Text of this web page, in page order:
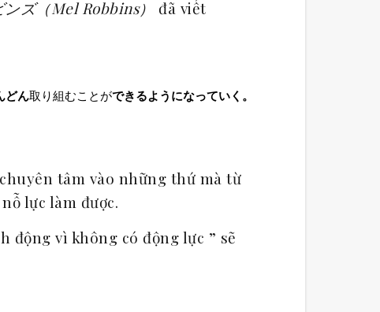
ンズ（Mel Robbins）
đã viết
どん取り組むことができるようになっていく。
tâm vào những thứ mà từ
lực làm được.
động vì không có động lực ” sẽ